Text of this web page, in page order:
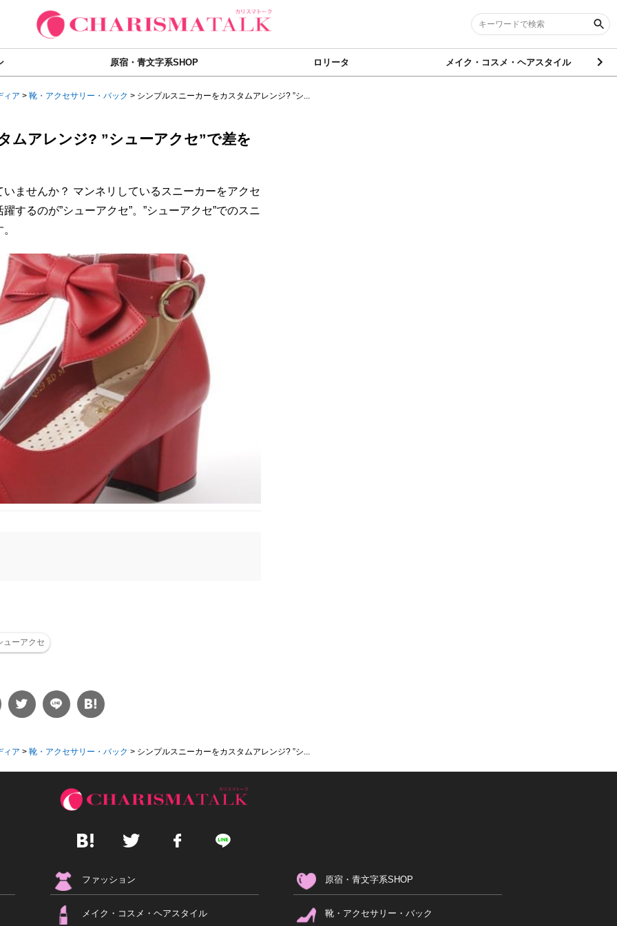
原宿・青文字系SHOP ロリータ メイク・コスメ・ヘアスタイル
ィア > 靴・アクセサリー・バック > シンプルスニーカーをカスタムアレンジ? ”シ...
ムアレンジ? ”シューアクセ”で差を
ませんか？ マンネリしているスニーカーをアクセ
するのが”シューアクセ”。”シューアクセ”でのスニ
ューアクセ
ィア > 靴・アクセサリー・バック > シンプルスニーカーをカスタムアレンジ? ”シ...
ファッション 原宿・青文字系SHOP
メイク・コスメ・ヘアスタイル 靴・アクセサリー・バック